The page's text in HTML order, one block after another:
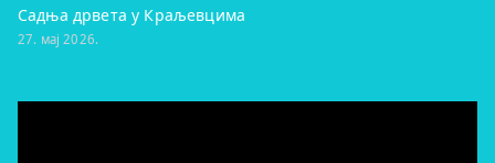
Садња дрвета у Краљевцима
27. мај 2026.